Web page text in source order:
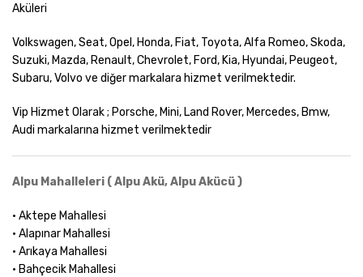
Aküleri
Volkswagen, Seat, Opel, Honda, Fiat, Toyota, Alfa Romeo, Skoda,
Suzuki, Mazda, Renault, Chevrolet, Ford, Kia, Hyundai, Peugeot,
Subaru, Volvo ve diğer markalara hizmet verilmektedir.
Vip Hizmet Olarak ; Porsche, Mini, Land Rover, Mercedes, Bmw,
Audi markalarına hizmet verilmektedir
Alpu Mahalleleri ( Alpu Akü, Alpu Akücü )
• Aktepe Mahallesi
• Alapınar Mahallesi
• Arıkaya Mahallesi
• Bahçecik Mahallesi